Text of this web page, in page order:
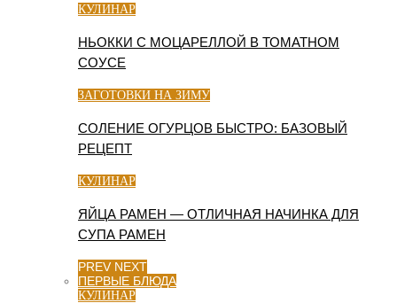
КУЛИНАР
НЬОККИ С МОЦАРЕЛЛОЙ В ТОМАТНОМ
СОУСЕ
ЗАГОТОВКИ НА ЗИМУ
СОЛЕНИЕ ОГУРЦОВ БЫСТРО: БАЗОВЫЙ
РЕЦЕПТ
КУЛИНАР
ЯЙЦА РАМЕН — ОТЛИЧНАЯ НАЧИНКА ДЛЯ
СУПА РАМЕН
PREV NEXT
ПЕРВЫЕ БЛЮДА
КУЛИНАР